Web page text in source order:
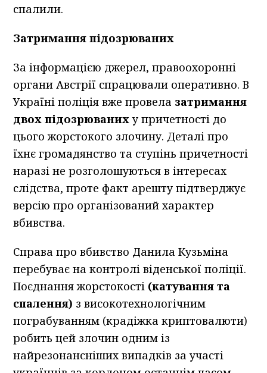
спалили.
Затримання підозрюваних
За інформацією джерел, правоохоронні
органи Австрії спрацювали оперативно. В
Україні поліція вже провела затримання
двох підозрюваниху причетності до
цього жорстокого злочину. Деталі про
їхнє громадянство та ступінь причетності
наразі не розголошуються в інтересах
слідства, проте факт арешту підтверджує
версію про організований характер
вбивства.
Справа про вбивство Данила Кузьміна
перебуває на контролі віденської поліції.
Поєднання жорстокості (катування та
спалення) з високотехнологічним
пограбуванням (крадіжка криптовалюти)
робить цей злочин одним із
найрезонансніших випадків за участі